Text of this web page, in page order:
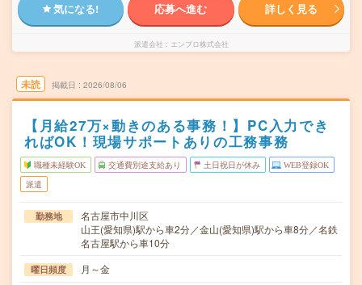
気になる! 応募へ進む 詳しく見る
派遣会社 エンプロ株式会社
未読 掲載日 2026/08/06
【月給27万×動きのある事務！】PC入力でき
ればOK！現場サポートありの工務事務
職種未経験OK 交通費別途支給あり 土日祝日が休み WEB登録OK
派遣
勤務地
名古屋市中川区
山王(愛知県)駅から車2分／金山(愛知県)駅から車8分／名鉄
名古屋駅から車10分
曜日頻度 月～金